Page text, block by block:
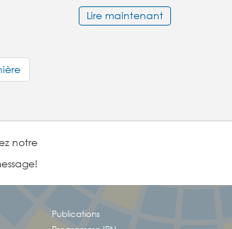
Lire maintenant
notre
Publications